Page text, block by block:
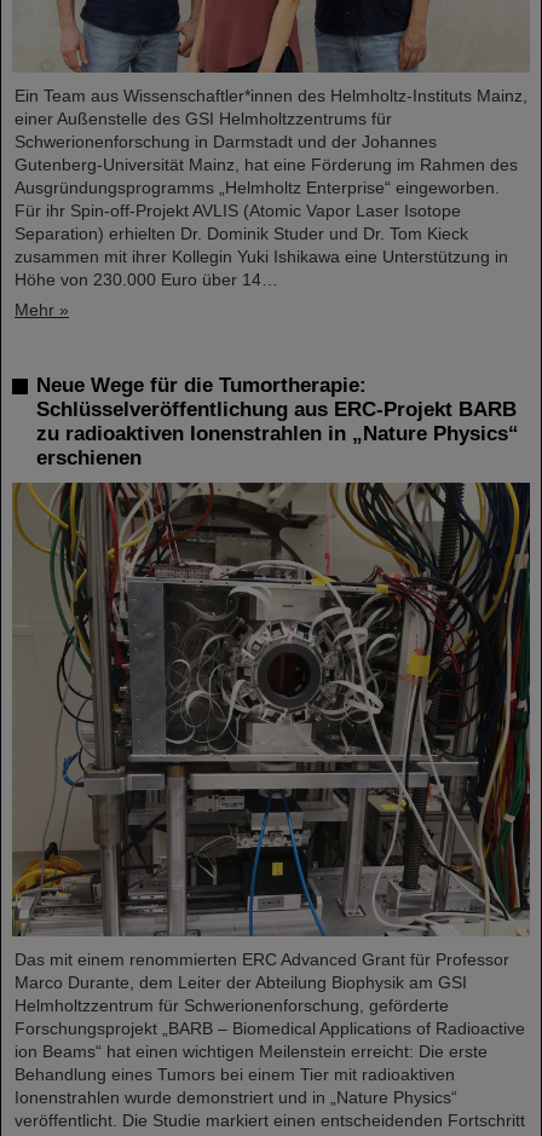
Ein Team aus Wissenschaftler*innen des Helmholtz-Instituts Mainz,
einer Außenstelle des GSI Helmholtzzentrums für
Schwerionenforschung in Darmstadt und der Johannes
Gutenberg-Universität Mainz, hat eine Förderung im Rahmen des
Ausgründungsprogramms „Helmholtz Enterprise“ eingeworben.
Für ihr Spin-off-Projekt AVLIS (Atomic Vapor Laser Isotope
Separation) erhielten Dr. Dominik Studer und Dr. Tom Kieck
zusammen mit ihrer Kollegin Yuki Ishikawa eine Unterstützung in
Höhe von 230.000 Euro über 14…
Mehr »
Neue Wege für die Tumortherapie:
Schlüsselveröffentlichung aus ERC-Projekt BARB
zu radioaktiven Ionenstrahlen in „Nature Physics“
erschienen
Das mit einem renommierten ERC Advanced Grant für Professor
Marco Durante, dem Leiter der Abteilung Biophysik am GSI
Helmholtzzentrum für Schwerionenforschung, geförderte
Forschungsprojekt „BARB – Biomedical Applications of Radioactive
ion Beams“ hat einen wichtigen Meilenstein erreicht: Die erste
Behandlung eines Tumors bei einem Tier mit radioaktiven
Ionenstrahlen wurde demonstriert und in „Nature Physics“
veröffentlicht. Die Studie markiert einen entscheidenden Fortschritt